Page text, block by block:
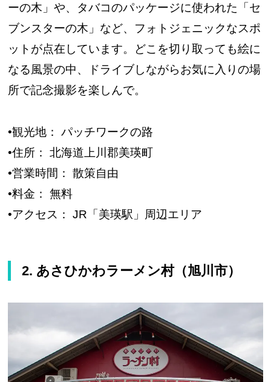
ーの木」や、タバコのパッケージに使われた「セ
ブンスターの木」など、フォトジェニックなスポ
ットが点在しています。どこを切り取っても絵に
なる風景の中、ドライブしながらお気に入りの場
所で記念撮影を楽しんで。
•観光地： パッチワークの路
•住所： 北海道上川郡美瑛町
•営業時間： 散策自由
•料金： 無料
•アクセス： JR「美瑛駅」周辺エリア
2. あさひかわラーメン村（旭川市）